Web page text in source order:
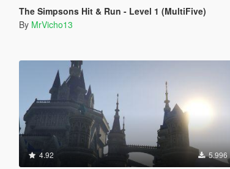
The Simpsons Hit & Run - Level 1 (MultiFive)
By MrVicho13
4.92 5.996